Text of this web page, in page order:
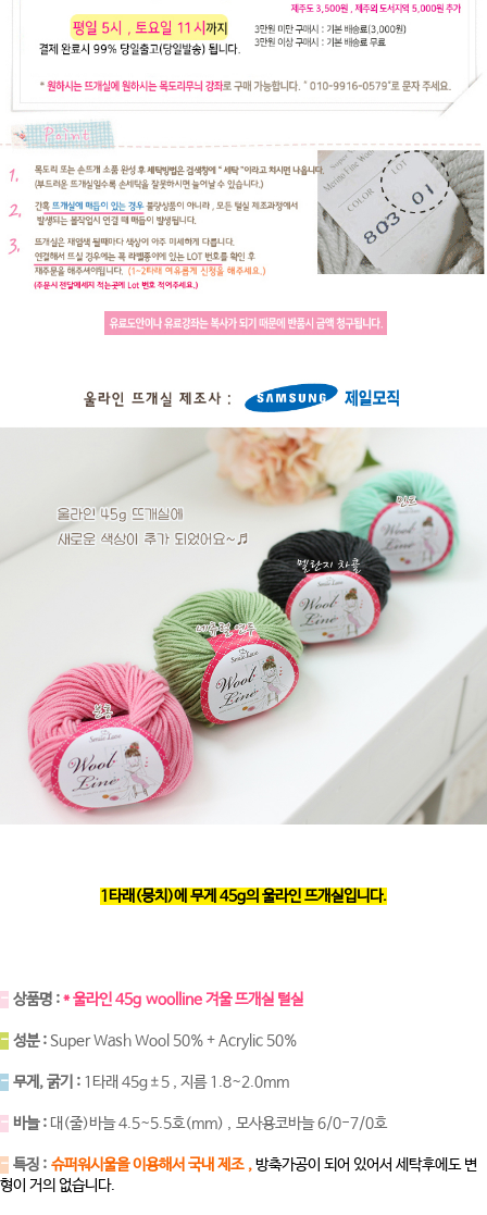
1타래(뭉치)에 무게 45g의 울라인 뜨개실입니다.
- 상품명 :* 울라인 45g woolline 겨울 뜨개실 털실
- 성분 :Super Wash Wool 50% + Acrylic 50%
- 무게, 굵기 : 1타래 45g±5 , 지름 1.8~2.0mm
- 바늘 : 대(줄)바늘 4.5~5.5호(mm) , 모사용코바늘 6/0-7/0호
- 특징 : 슈퍼워시울을 이용해서 국내 제조 ,방축가공이 되어 있어서 세탁후에도 변
형이 거의 없습니다.